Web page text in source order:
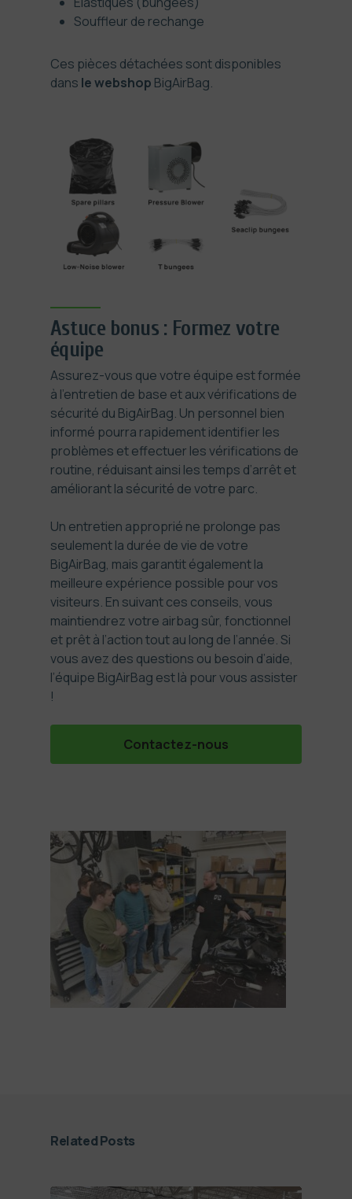
Souffleur de rechange
Ces pièces détachées sont disponibles
dans le webshop BigAirBag.
Astuce bonus : Formez votre
équipe
Assurez-vous que votre équipe est formée
à l’entretien de base et aux vérifications de
sécurité du BigAirBag. Un personnel bien
informé pourra rapidement identifier les
problèmes et effectuer les vérifications de
routine, réduisant ainsi les temps d’arrêt et
améliorant la sécurité de votre parc.
Un entretien approprié ne prolonge pas
seulement la durée de vie de votre
BigAirBag, mais garantit également la
meilleure expérience possible pour vos
visiteurs. En suivant ces conseils, vous
maintiendrez votre airbag sûr, fonctionnel
et prêt à l’action tout au long de l’année. Si
vous avez des questions ou besoin d’aide,
l’équipe BigAirBag est là pour vous assister
!
Contactez-nous
Related Posts